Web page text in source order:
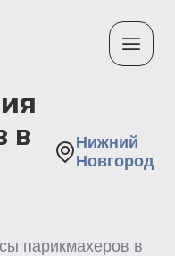
в
Нижний
Новгород
парикмахеров в